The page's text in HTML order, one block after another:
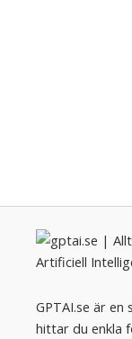
GPTAI.se är en
hittar du enkla